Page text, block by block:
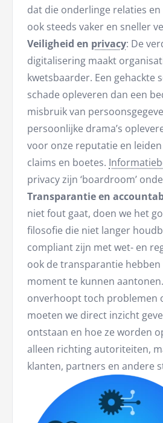
dat die onderlinge relaties
ook steeds vaker en sneller
Veiligheid en privacy: De
digitalisering maakt
kwetsbaarder. Een gehackte
schade opleveren dan een
misbruik van
persoonlijke drama’s
voor onze reputatie en
claims en boetes.
privacy zijn ‘boardroom’
Transparantie en
niet fout gaat, doen we het
filosofie die niet langer
compliant zijn met wet- en
ook de transparantie
moment te kunnen
onverhoopt toch problemen
moeten we direct inzicht
ontstaan en hoe ze worden
alleen richting autoriteiten,
klanten, partners en andere